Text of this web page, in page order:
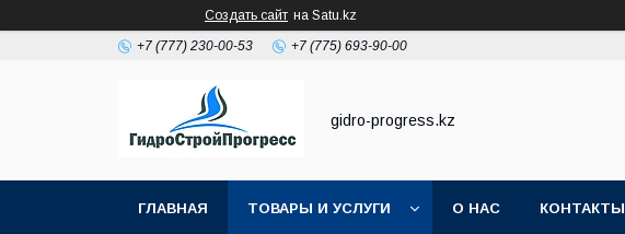
Создать сайт на Satu.kz
+7 (777) 230-00-53 +7 (775) 693-90-00
gidro-progress.kz
ГЛАВНАЯ ТОВАРЫ И УСЛУГИ О НАС КОНТАКТЫ